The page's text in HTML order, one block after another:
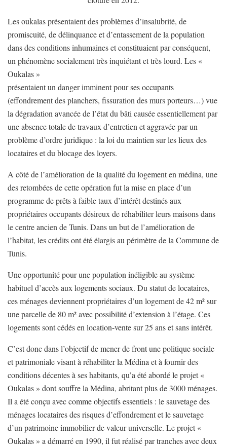
Les oukalas présentaient des problèmes d’insalubrité, de
promiscuité, de délinquance et d’entassement de la population
dans des conditions inhumaines et constituaient par conséquent,
un phénomène socialement très inquiétant et très lourd. Les «
Oukalas »
présentaient un danger imminent pour ses occupants
(effondrement des planchers, fissuration des murs porteurs…) vue
la dégradation avancée de l’état du bâti causée essentiellement par
une absence totale de travaux d’entretien et aggravée par un
problème d’ordre juridique : la loi du maintien sur les lieux des
locataires et du blocage des loyers.
A côté de l’amélioration de la qualité du logement en médina, une
des retombées de cette opération fut la mise en place d’un
programme de prêts à faible taux d’intérêt destinés aux
propriétaires occupants désireux de réhabiliter leurs maisons dans
le centre ancien de Tunis. Dans un but de l’amélioration de
l’habitat, les crédits ont été élargis au périmètre de la Commune de
Tunis.
Une opportunité pour une population inéligible au système
habituel d’accès aux logements sociaux. Du statut de locataires,
ces ménages deviennent propriétaires d’un logement de 42 m² sur
une parcelle de 80 m² avec possibilité d’extension à l’étage. Ces
logements sont cédés en location-vente sur 25 ans et sans intérêt.
C’est donc dans l’objectif de mener de front une politique sociale
et patrimoniale visant à réhabiliter la Médina et à fournir des
conditions décentes à ses habitants, qu’a été abordé le projet «
Oukalas » dont souffre la Médina, abritant plus de 3000 ménages.
Il a été conçu avec comme objectifs essentiels : le sauvetage des
ménages locataires des risques d’effondrement et le sauvetage
d’un patrimoine immobilier de valeur universelle. Le projet «
Oukalas » a démarré en 1990, il fut réalisé par tranches avec deux